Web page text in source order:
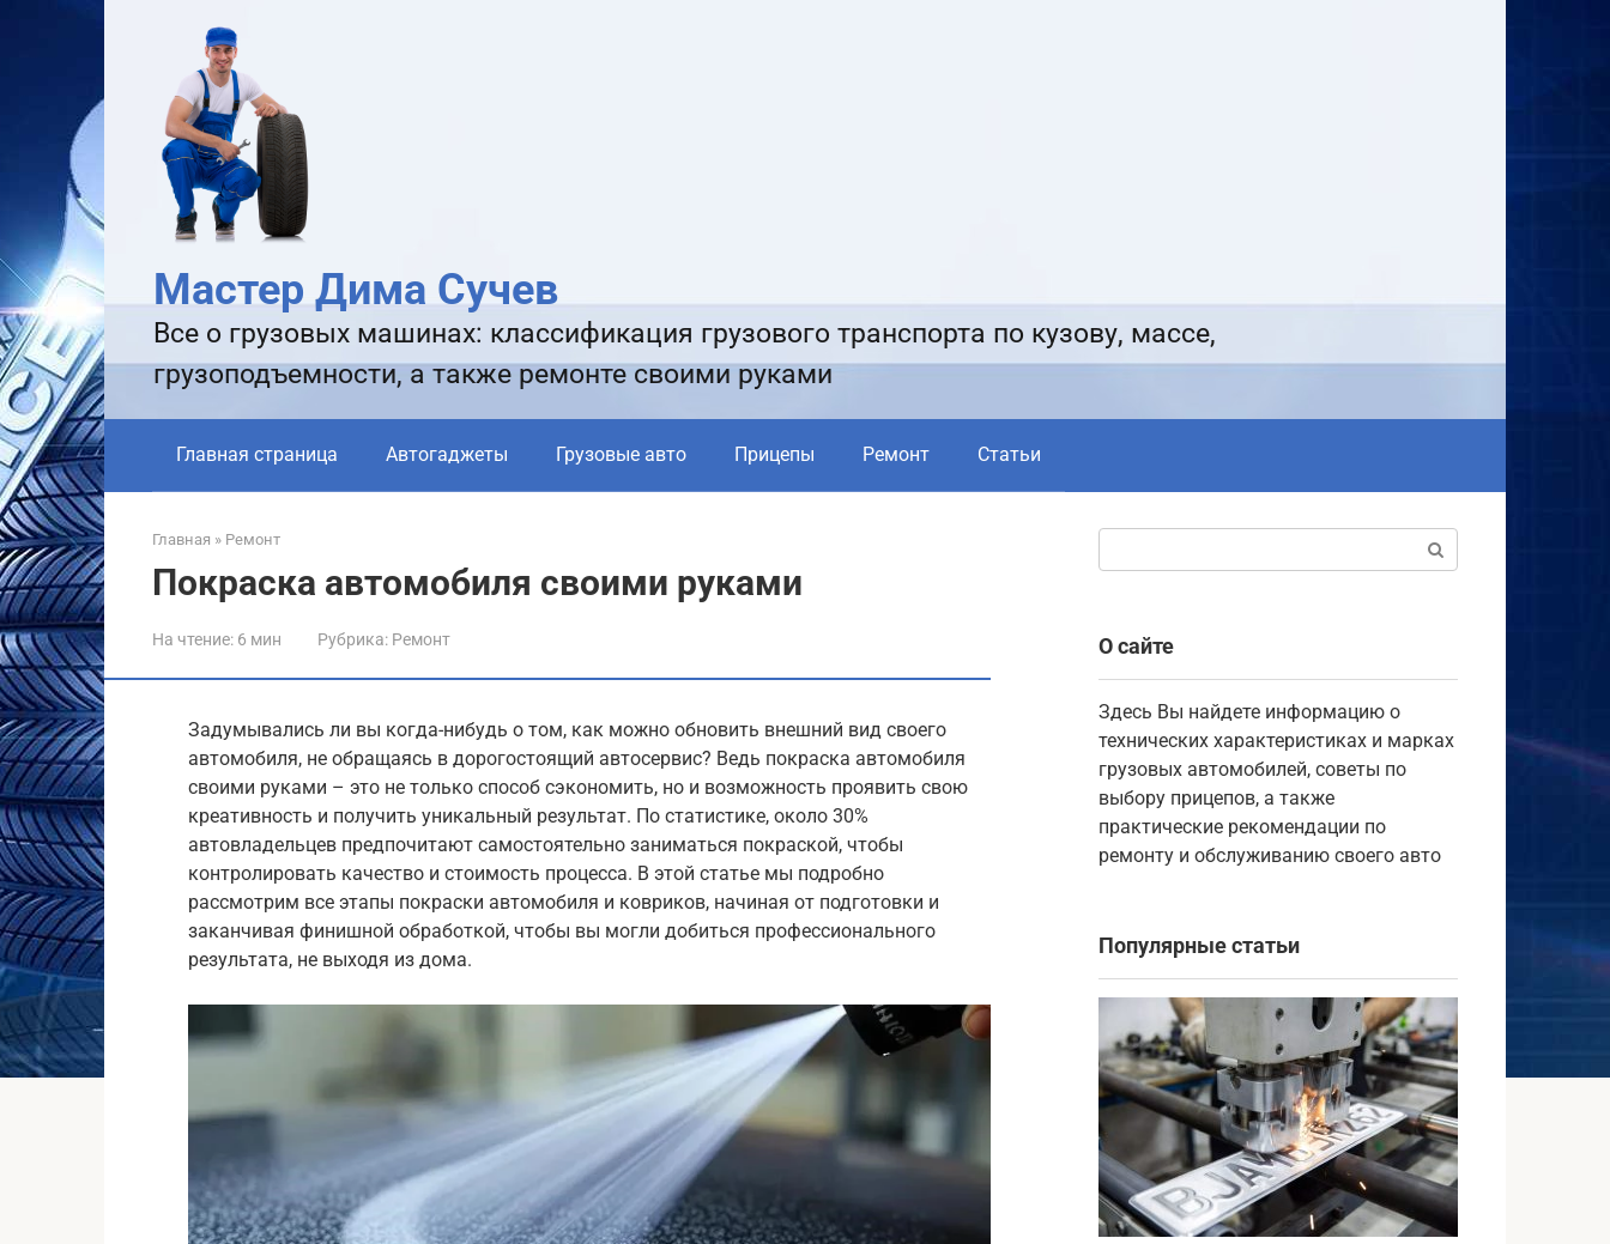
Мастер Дима Сучев
Все о грузовых машинах: классификация грузового транспорта по кузову, массе,
грузоподъемности, а также ремонте своими руками
Главная страница Автогаджеты Грузовые авто Прицепы Ремонт Статьи
Главная » Ремонт
Покраска автомобиля своими руками
На чтение: 6 мин Рубрика: Ремонт
Задумывались ли вы когда-нибудь о том, как можно обновить внешний вид своего
автомобиля, не обращаясь в дорогостоящий автосервис? Ведь покраска автомобиля
своими руками – это не только способ сэкономить, но и возможность проявить свою
креативность и получить уникальный результат. По статистике, около 30%
автовладельцев предпочитают самостоятельно заниматься покраской, чтобы
контролировать качество и стоимость процесса. В этой статье мы подробно
рассмотрим все этапы покраски автомобиля и ковриков, начиная от подготовки и
заканчивая финишной обработкой, чтобы вы могли добиться профессионального
результата, не выходя из дома.
О сайте
Здесь Вы найдете информацию о
технических характеристиках и марках
грузовых автомобилей, советы по
выбору прицепов, а также
практические рекомендации по
ремонту и обслуживанию своего авто
Популярные статьи